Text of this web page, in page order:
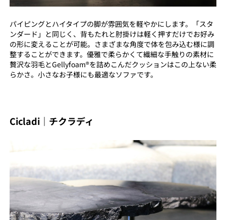
パイピングとハイタイプの脚が雰囲気を軽やかにします。「スタ
ンダード」と同じく、背もたれと肘掛けは軽く押すだけでお好み
の形に変えることが可能。さまざまな角度で体を包み込む様に調
整することができます。優雅で柔らかくて繊細な手触りの素材に
贅沢な羽毛とGellyfoam®を詰めこんだクッションはこの上ない柔
らかさ。小さなお子様にも最適なソファです。
Cicladi｜チクラディ